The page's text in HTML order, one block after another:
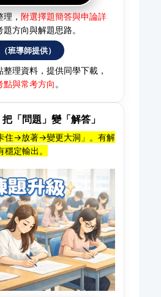
， 附選擇題簡答與申論詳
方向與解題思路。
班導師提供）
理資料，提供同學下載，
點與常考方向。
把「問題」變「解答」
住→放著→變更大洞」。有解
定輸出。